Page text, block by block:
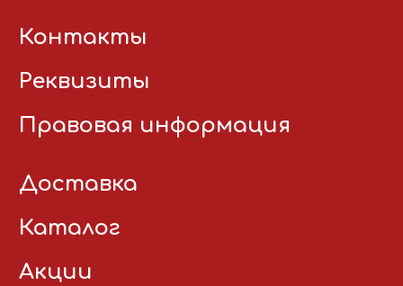
Контакты
Реквизиты
Правовая информация
Доставка
Каталог
Акции